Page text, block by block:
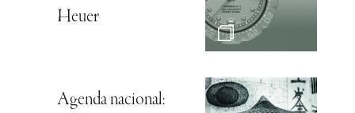
Heuer
Agenda nacional: